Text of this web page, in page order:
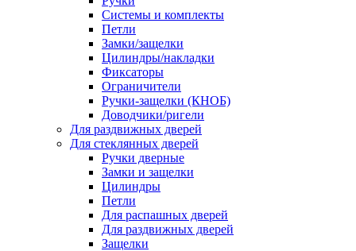
Системы и комплекты
Петли
Замки/защелки
Цилиндры/накладки
Фиксаторы
Ограничители
Ручки-защелки (КНОБ)
Доводчики/ригели
Для раздвижных дверей
Для стеклянных дверей
Ручки дверные
Замки и защелки
Цилиндры
Петли
Для распашных дверей
Для раздвижных дверей
Защелки